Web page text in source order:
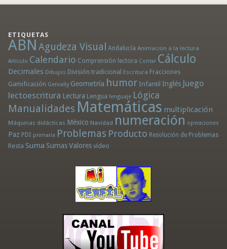
ETIQUETAS
ABN Agudeza Visual Andalucía Animación a la lectura
Artículo Calendario Comprensión lectora Contar Cálculo
Decimales Dibujos División tradicional Escritura Fracciones
Gamificación Genially Geometría humor Infantil Inglés Juego
lectoescritura Lectura Lengua lenguaje Lógica
Manualidades Matemáticas multiplicación
Máquinas didácticas México Navidad numeración operaciones
Paz PDI primaria Problemas Producto Resolución de Problemas
Resta Suma Sumas Valores vídeo